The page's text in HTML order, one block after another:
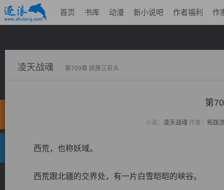
首页 书库 动漫 新小说吧 作者福利 作
凌天战魂 第709章 妖族三巨头
第
小说： 凌天战魂作者： 拓跋
西荒，也称妖域。
西荒跟北疆的交界处，有一片白雪皑皑的峡谷。